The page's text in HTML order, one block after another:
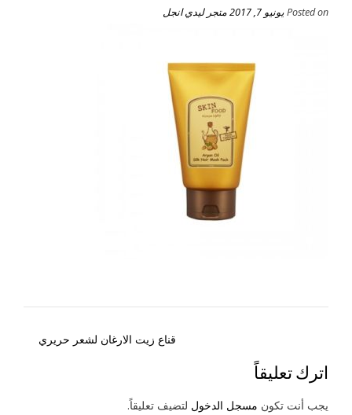
Posted onيونيو 7, 2017 متجر ليدي انجل
قناع زيت الارغان لشعر حريري
اترك تعليقاً
يجب أنت تكون مسجل الدخول لتضيف تعليقاً.